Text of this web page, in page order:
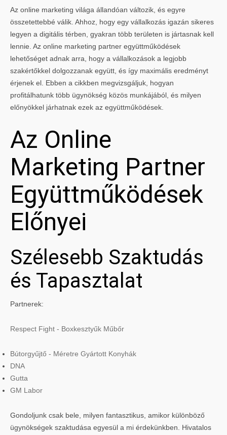
Az online marketing világa állandóan változik, és egyre
összetettebbé válik. Ahhoz, hogy egy vállalkozás igazán sikeres
legyen a digitális térben, gyakran több területen is jártasnak kell
lennie. Az online marketing partner együttműködések
lehetőséget adnak arra, hogy a vállalkozások a legjobb
szakértőkkel dolgozzanak együtt, és így maximális eredményt
érjenek el. Ebben a cikkben megvizsgáljuk, hogyan
profitálhatunk több ügynökség közös munkájából, és milyen
előnyökkel járhatnak ezek az együttműködések.
Az Online
Marketing Partner
Együttműködések
Előnyei
Szélesebb Szaktudás
és Tapasztalat
Partnerek:
Respect Fight - Boxkesztyűk Műbőr
Bútorgyűjtő - Méretre Gyártott Konyhák
DNA
Gutta
GM Labor
Gondoljunk csak bele, milyen fantasztikus, amikor különböző
ügynökségek szaktudása egyesül a mi érdekünkben. Hivatalos